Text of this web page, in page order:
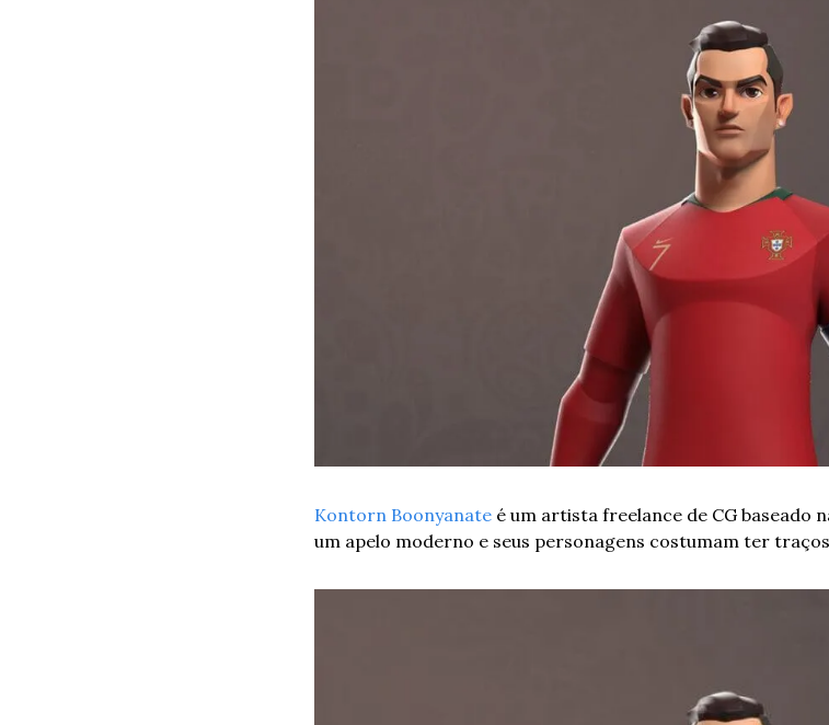
Kontorn Boonyanate é um artista freelance de CG baseado
um apelo moderno e seus personagens costumam ter